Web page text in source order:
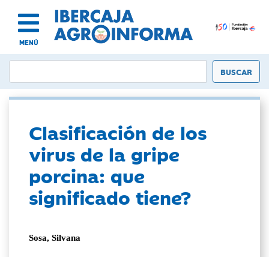
MENÚ
Clasificación de los
virus de la gripe
porcina: que
significado tiene?
Sosa, Silvana